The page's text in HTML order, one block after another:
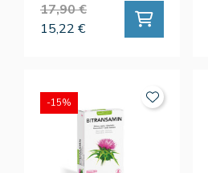
17,90 €
15,22 €
-15%